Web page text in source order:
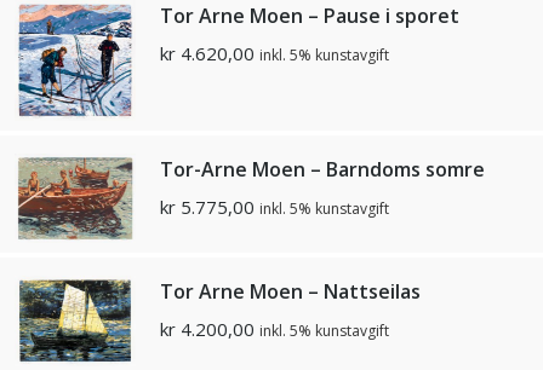
Tor Arne Moen – Pause i sporet
kr 4.620,00 inkl. 5% kunstavgift
Tor-Arne Moen – Barndoms somre
kr 5.775,00 inkl. 5% kunstavgift
Tor Arne Moen – Nattseilas
kr 4.200,00 inkl. 5% kunstavgift